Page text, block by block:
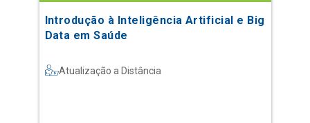
Introdução à Inteligência Artificial e Big
Data em Saúde
Atualização a Distância